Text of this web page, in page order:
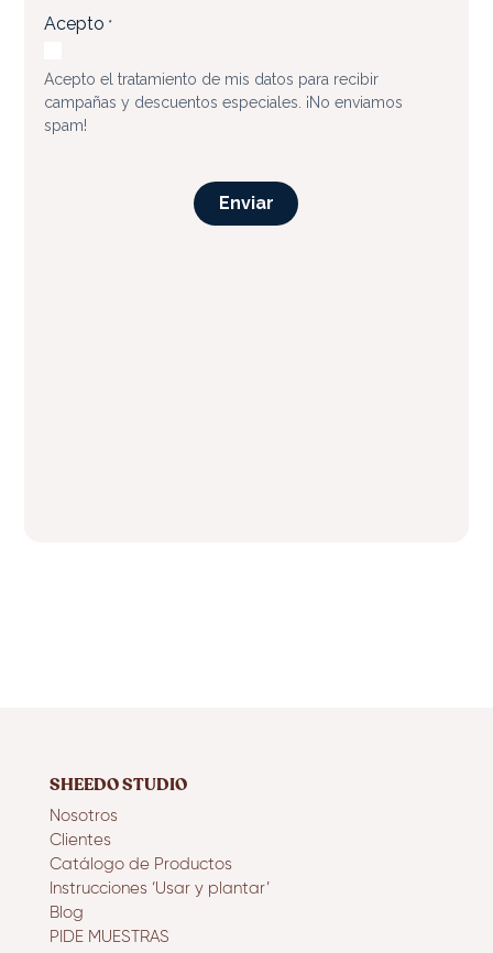
SHEEDO STUDIO
Nosotros
Clientes
Catálogo de Productos
Instrucciones ‘Usar y plantar’
Blog
PIDE MUESTRAS